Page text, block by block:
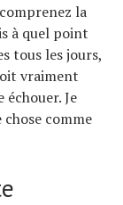
la
à quel point
tous les jours,
vraiment
Je
chose comme